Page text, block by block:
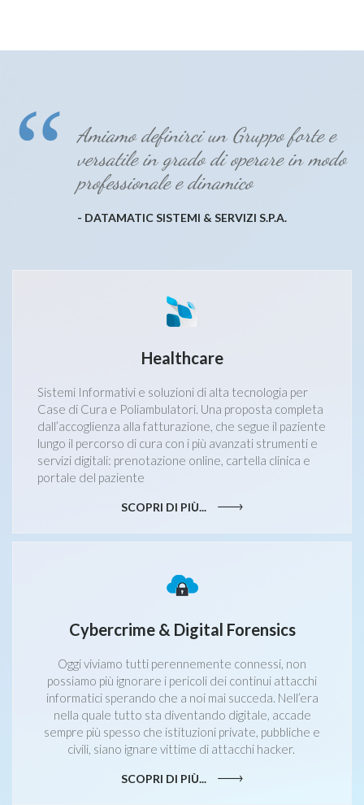
Amiamo definirci un Gruppo forte e
versatile in grado di operare in modo
professionale e dinamico
- DATAMATIC SISTEMI & SERVIZI S.P.A.
Healthcare
Sistemi Informativi e soluzioni di alta tecnologia per
Case di Cura e Poliambulatori. Una proposta completa
dall’accoglienza alla fatturazione, che segue il paziente
lungo il percorso di cura con i più avanzati strumenti e
servizi digitali: prenotazione online, cartella clinica e
portale del paziente
SCOPRI DI PIÙ...
Cybercrime & Digital Forensics
Oggi viviamo tutti perennemente connessi, non
possiamo più ignorare i pericoli dei continui attacchi
informatici sperando che a noi mai succeda. Nell’era
nella quale tutto sta diventando digitale, accade
sempre più spesso che istituzioni private, pubbliche e
civili, siano ignare vittime di attacchi hacker.
SCOPRI DI PIÙ...